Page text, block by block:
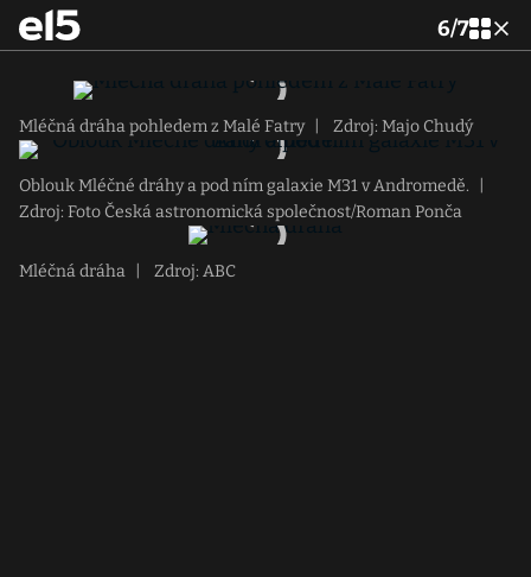
6/7
Mléčná dráha pohledem z Malé Fatry Zdroj: Majo Chudý
Oblouk Mléčné dráhy a pod ním galaxie M31 v Andromedě.
Zdroj: Foto Česká astronomická společnost/Roman Ponča
Mléčná dráha Zdroj: ABC